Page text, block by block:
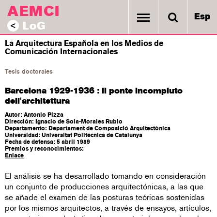
AEMCI
< LoG
Esp
La Arquitectura Española en los Medios de
Comunicación Internacionales
Tesis doctorales
Barcelona 1929-1936 : il ponte incompiuto
dell'architettura
Autor: Antonio Pizza
Dirección: Ignacio de Sola-Morales Rubio
Departamento: Departament de Composició Arquitectònica
Universidad: Universitat Politècnica de Catalunya
Fecha de defensa: 5 abril 1989
Premios y reconocimientos:
Enlace
El análisis se ha desarrollado tomando en consideración
un conjunto de producciones arquitectónicas, a las que
se añade el examen de las posturas teóricas sostenidas
por los mismos arquitectos, a través de ensayos, artículos,